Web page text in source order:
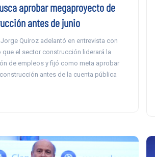
aprobar megaproyecto de
antes de junio
Quiroz adelantó en entrevista con
que el sector construcción liderará la
de empleos y fijó como meta aprobar
antes de la cuenta pública